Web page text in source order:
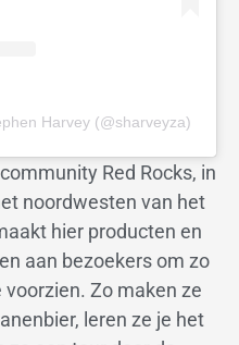
Harvey (@sharveyza)
Red Rocks, in
noordwesten van het
hier producten en
aan bezoekers om zo
Zo maken ze
leren ze je het